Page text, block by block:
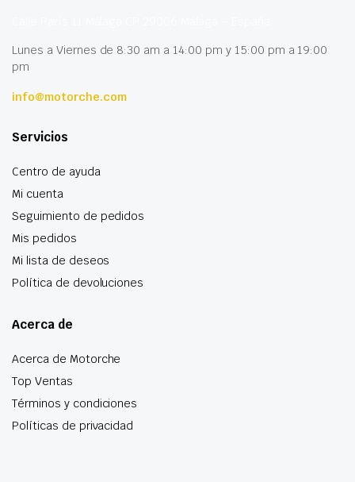
Lunes a Viernes de 8:30 am a 14:00 pm y 15:00 pm a 19:00
pm
info@motorche.com
Servicios
Centro de ayuda
Mi cuenta
Seguimiento de pedidos
Mis pedidos
Mi lista de deseos
Política de devoluciones
Acerca de
Acerca de Motorche
Top Ventas
Términos y condiciones
Políticas de privacidad